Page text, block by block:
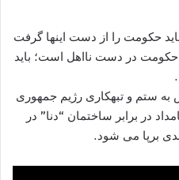
حکومت را از دست اینها گرفت
در دست نااهل است؛ باید
به ستم و تبهکاری رژیم جمهوری
هر دوشنبه از ساعت 10 بامداد در برابر ساختمان “دنا” در
برپا می شود.